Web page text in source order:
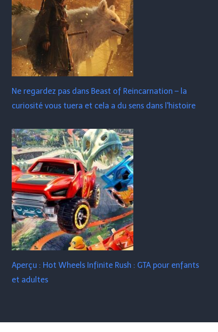
Ne regardez pas dans Beast of Reincarnation – la
curiosité vous tuera et cela a du sens dans l'histoire
Aperçu : Hot Wheels Infinite Rush : GTA pour enfants
et adultes